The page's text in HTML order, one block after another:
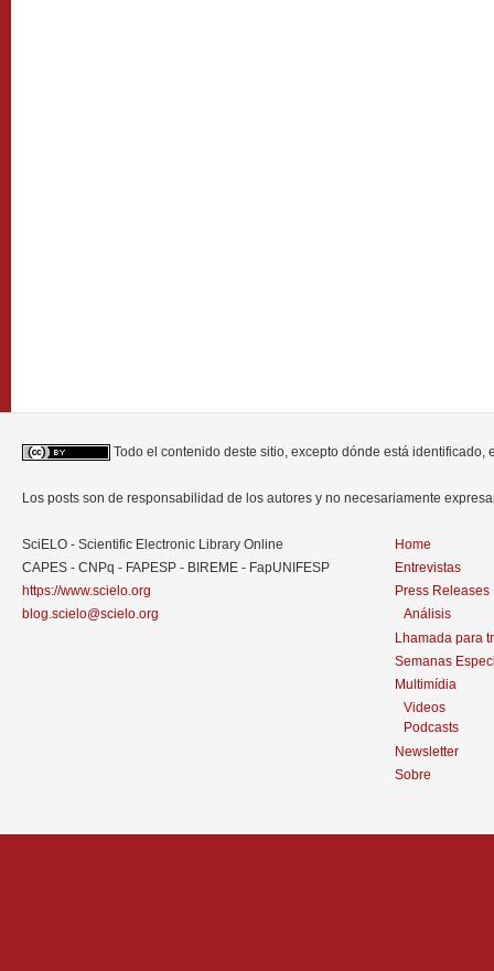
Todo el contenido deste sitio, excepto dónde está identificado,
Los posts son de responsabilidad de los autores y no necesariamente
SciELO - Scientific Electronic Library Online
CAPES - CNPq - FAPESP - BIREME - FapUNIFESP
https://www.scielo.org
blog.scielo@scielo.org
Home
Entrevistas
Press Releases
Análisis
Lhamada para
Semanas
Multimídia
Videos
Podcasts
Newsletter
Sobre